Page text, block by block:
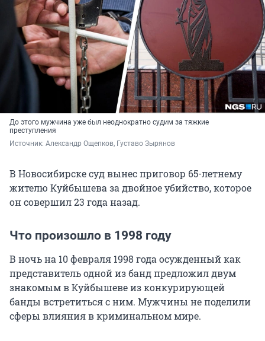
До этого мужчина уже был неоднократно судим за тяжкие
преступления
Источник: Александр Ощепков, Густаво Зырянов
В Новосибирске суд вынес приговор 65-летнему
жителю Куйбышева за двойное убийство, которое
он совершил 23 года назад.
Что произошло в 1998 году
В ночь на 10 февраля 1998 года осужденный как
представитель одной из банд предложил двум
знакомым в Куйбышеве из конкурирующей
банды встретиться с ним. Мужчины не поделили
сферы влияния в криминальном мире.